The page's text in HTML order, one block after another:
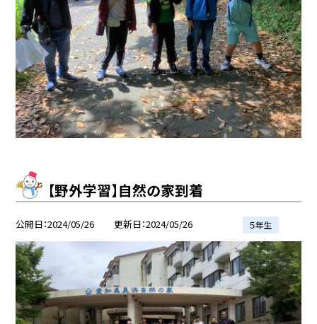
【野外学習】自然の家到着
公開日 2024/05/26 更新日 2024/05/26 ５年生